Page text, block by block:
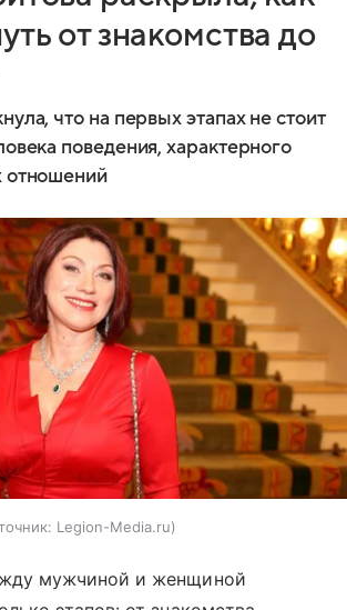
от знакомства до
что на первых этапах не стоит
поведения, характерного
отношений
Legion-Media.ru
мужчиной и женщиной